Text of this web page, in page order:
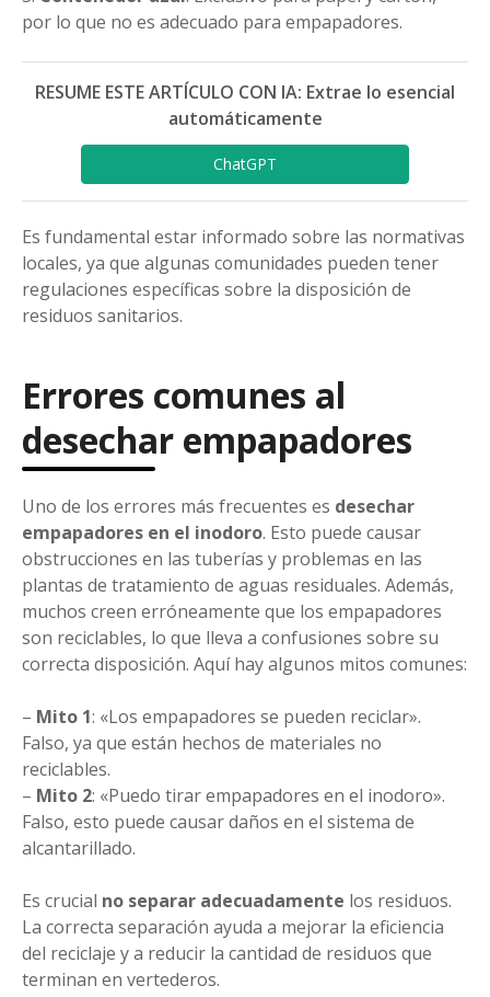
por lo que no es adecuado para empapadores.
RESUME ESTE ARTÍCULO CON IA: Extrae lo esencial
automáticamente
ChatGPT
Es fundamental estar informado sobre las normativas
locales, ya que algunas comunidades pueden tener
regulaciones específicas sobre la disposición de
residuos sanitarios.
Errores comunes al
desechar empapadores
Uno de los errores más frecuentes es desechar
empapadores en el inodoro. Esto puede causar
obstrucciones en las tuberías y problemas en las
plantas de tratamiento de aguas residuales. Además,
muchos creen erróneamente que los empapadores
son reciclables, lo que lleva a confusiones sobre su
correcta disposición. Aquí hay algunos mitos comunes:
– Mito 1: «Los empapadores se pueden reciclar».
Falso, ya que están hechos de materiales no
reciclables.
– Mito 2: «Puedo tirar empapadores en el inodoro».
Falso, esto puede causar daños en el sistema de
alcantarillado.
Es crucial no separar adecuadamente los residuos.
La correcta separación ayuda a mejorar la eficiencia
del reciclaje y a reducir la cantidad de residuos que
terminan en vertederos.